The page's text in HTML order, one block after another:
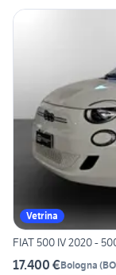
Vetrina
FIAT 500 IV 2020 -
17.400 €Bologna (BO